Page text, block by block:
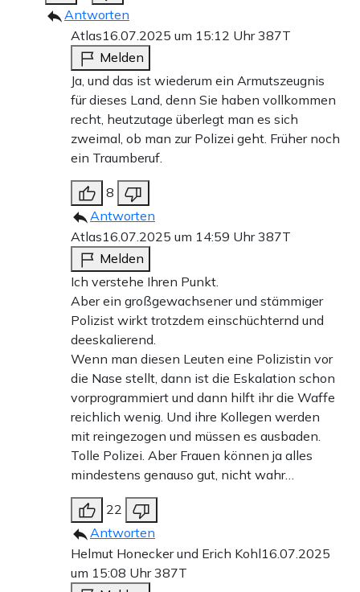
Antworten
Atlas16.07.2025 um 15:12 Uhr387T
Melden
Ja, und das ist wiederum ein Armutszeugnis
für dieses Land, denn Sie haben vollkommen
recht, heutzutage überlegt man es sich
zweimal, ob man zur Polizei geht. Früher noch
ein Traumberuf.
8
Antworten
Atlas16.07.2025 um 14:59 Uhr387T
Melden
Ich verstehe Ihren Punkt.
Aber ein großgewachsener und stämmiger
Polizist wirkt trotzdem einschüchternd und
deeskalierend.
Wenn man diesen Leuten eine Polizistin vor
die Nase stellt, dann ist die Eskalation schon
vorprogrammiert und dann hilft ihr die Waffe
reichlich wenig. Und ihre Kollegen werden
mit reingezogen und müssen es ausbaden.
Tolle Polizei. Aber Frauen können ja alles
mindestens genauso gut, nicht wahr…
22
Antworten
Helmut Honecker und Erich Kohl16.07.2025
um 15:08 Uhr387T